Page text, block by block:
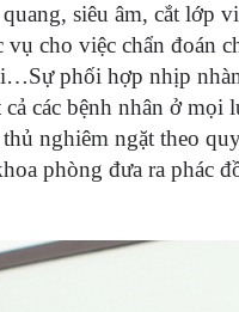
siêu âm, cắt lớp
vụ cho việc chẩn đoán
phối hợp nhịp
cả các bệnh nhân ở
nghiêm ngặt theo
phòng đưa ra phác